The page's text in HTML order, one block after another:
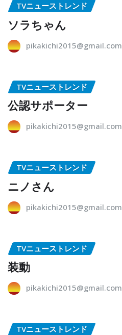
TVニューストレンド
ソラちゃん
pikakichi2015@gmail.com
TVニューストレンド
公認サポーター
pikakichi2015@gmail.com
TVニューストレンド
ニノさん
pikakichi2015@gmail.com
TVニューストレンド
装動
pikakichi2015@gmail.com
TVニューストレンド